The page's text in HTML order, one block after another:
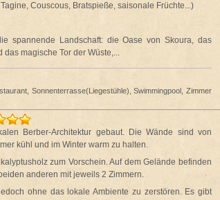
Couscous, Bratspieße, saisonale Früchte...)
spannende Landschaft: die Oase von Skoura, das
magische Tor der Wüste,...
Sonnenterrasse(Liegestühle), Swimmingpool, Zimmer
Berber-Architektur gebaut. Die Wände sind von
kühl und im Winter warm zu halten.
zum Vorschein. Auf dem Gelände befinden
anderen mit jeweils 2 Zimmern.
ohne das lokale Ambiente zu zerstören. Es gibt